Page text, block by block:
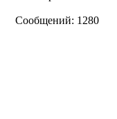
Сообщений: 1280